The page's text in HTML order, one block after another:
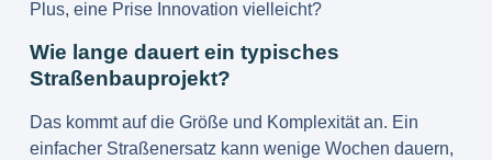
Plus, eine Prise Innovation vielleicht?
Wie lange dauert ein typisches
Straßenbauprojekt?
Das kommt auf die Größe und Komplexität an. Ein
einfacher Straßenersatz kann wenige Wochen dauern,